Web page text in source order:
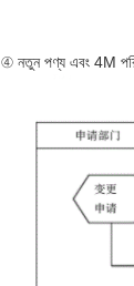
④ নতুন পণ্য এবং 4M